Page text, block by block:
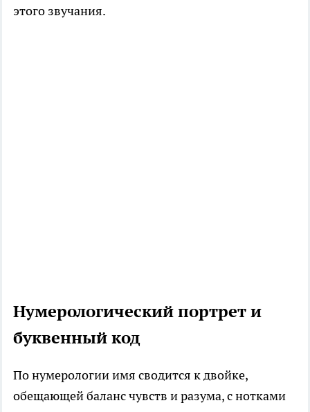
этого звучания.​
Нумерологический портрет и
буквенный код
По нумерологии имя сводится к двойке,
обещающей баланс чувств и разума, с нотками